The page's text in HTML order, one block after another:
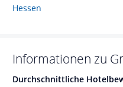
Hessen
Informationen zu
Durchschnittliche